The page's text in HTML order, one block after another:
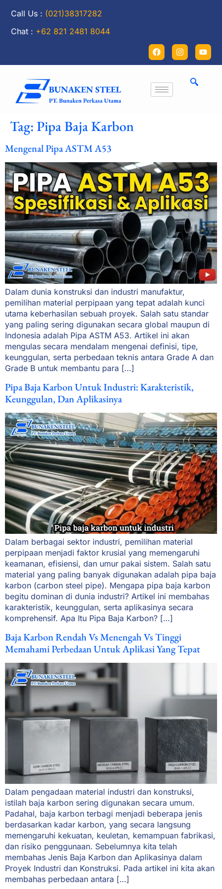
Call Us : (021)38317282
Chat : +62 821 2481 8044
Tag:Pipa Baja Karbon
Mengenal Pipa ASTM A53
Dalam dunia konstruksi dan industri manufaktur,
pemilihan material perpipaan yang tepat adalah kunci
utama keberhasilan sebuah proyek. Salah satu standar
yang paling sering digunakan secara global maupun di
Indonesia adalah Pipa ASTM A53. Artikel ini akan
mengulas secara mendalam mengenai definisi, tipe,
keunggulan, serta perbedaan teknis antara Grade A dan
Grade B untuk membantu para […]
Pipa Baja Karbon Untuk Industri: Karakteristik,
Keunggulan, Dan Aplikasinya
Dalam berbagai sektor industri, pemilihan material
perpipaan menjadi faktor krusial yang memengaruhi
keamanan, efisiensi, dan umur pakai sistem. Salah satu
material yang paling banyak digunakan adalah pipa baja
karbon (carbon steel pipe). Mengapa pipa baja karbon
begitu dominan di dunia industri? Artikel ini membahas
karakteristik, keunggulan, serta aplikasinya secara
komprehensif. Apa Itu Pipa Baja Karbon? […]
Baja Karbon Rendah Vs Menengah Vs Tinggi
Memahami Perbedaan Untuk Aplikasi Yang Tepat
Dalam pengadaan material industri dan konstruksi,
istilah baja karbon sering digunakan secara umum.
Padahal, baja karbon terbagi menjadi beberapa jenis
berdasarkan kadar karbon, yang secara langsung
memengaruhi kekuatan, keuletan, kemampuan fabrikasi,
dan risiko penggunaan. Sebelumnya kita telah
membahas Jenis Baja Karbon dan Aplikasinya dalam
Proyek Industri dan Konstruksi. Pada artikel ini kita akan
membahas perbedaan antara […]